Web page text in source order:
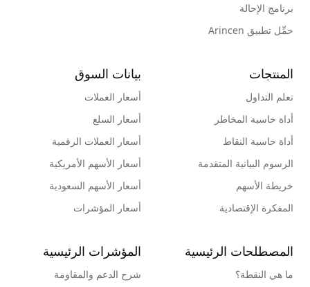
برنامج الإحالة
حمِّل تطبيق Arincen
المنتجات
تعلم التداول
أداة حاسبة المخاطر
أداة حاسبة النقاط
الرسوم البيانية المتقدمة
خريطة الأسهم
المفكرة الإقتصادية
بيانات السوق
أسعار العملات
أسعار السلع
أسعار العملات الرقمية
أسعار الأسهم الأمريكية
أسعار الأسهم السعودية
أسعار المؤشرات
المصطلحات الرئيسية
ما هي النقطة؟
المؤشرات الرئيسية
شرح الدعم والمقاومة